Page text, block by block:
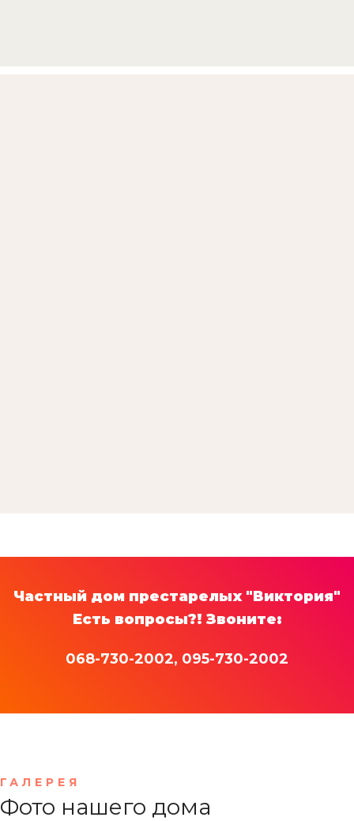
Частный дом престарелых "Виктория"
Есть вопросы?! Звоните:
068-730-2002, 095-730-2002
ГАЛЕРЕЯ
Фото нашего дома